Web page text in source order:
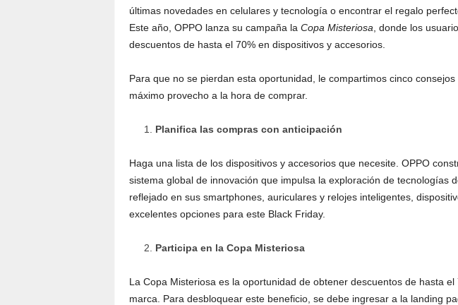
últimas novedades en celulares y tecnología o encontrar el regalo
Este año, OPPO lanza su campaña la Copa Misteriosa , donde los
descuentos de hasta el 70% en dispositivos y accesorios.
Para que no se pierdan esta oportunidad, le compartimos cinco
máximo provecho a la hora de comprar.
Planifica las compras con anticipación
Haga una lista de los dispositivos y accesorios que necesite. OPPO
sistema global de innovación que impulsa la exploración de tecnologías
reflejado en sus smartphones, auriculares y relojes inteligentes,
excelentes opciones para este Black Friday.
Participa en la Copa Misteriosa
La Copa Misteriosa es la oportunidad de obtener descuentos de hasta
marca. Para desbloquear este beneficio, se debe ingresar a la landing